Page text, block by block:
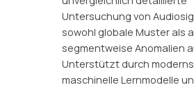
Untersuchung von
sowohl globale Muster als
segmentweise Anomalien
Unterstützt durch
maschinelle Lernmodelle